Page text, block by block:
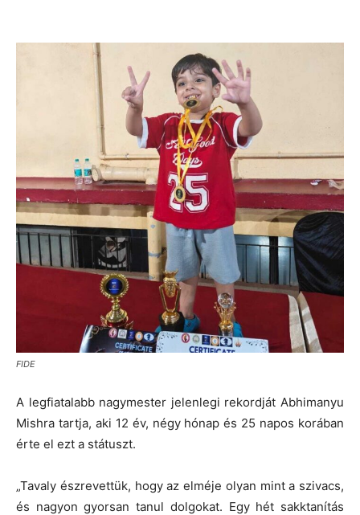
FIDE
A legfiatalabb nagymester jelenlegi rekordját Abhimanyu
Mishra tartja, aki 12 év, négy hónap és 25 napos korában
érte el ezt a státuszt.
„Tavaly észrevettük, hogy az elméje olyan mint a szivacs,
és nagyon gyorsan tanul dolgokat. Egy hét sakktanítás